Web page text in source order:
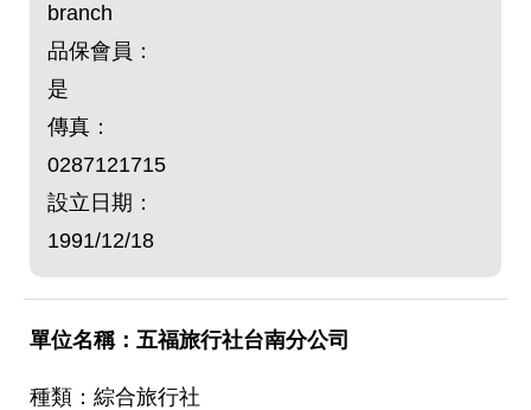
branch
品保會員：
是
傳真：
0287121715
設立日期：
1991/12/18
五福旅行社台南分公司
綜合旅行社